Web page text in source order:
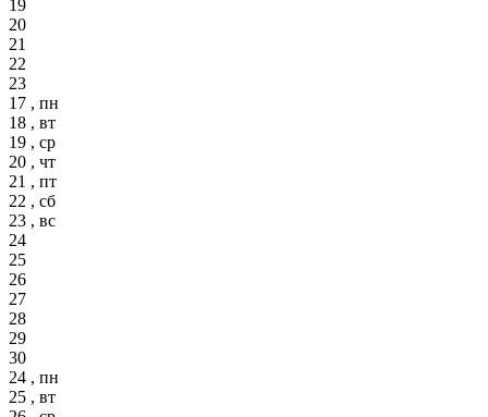
19
20
21
22
23
17 , пн
18 , вт
19 , ср
20 , чт
21 , пт
22 , сб
23 , вс
24
25
26
27
28
29
30
24 , пн
25 , вт